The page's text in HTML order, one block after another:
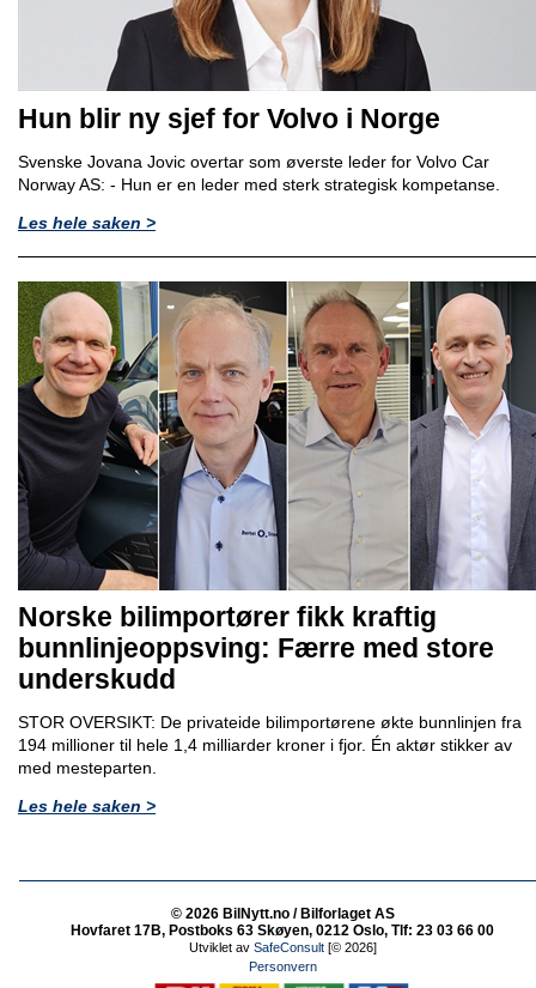
Hun blir ny sjef for Volvo i Norge
Svenske Jovana Jovic overtar som øverste leder for Volvo Car
Norway AS: - Hun er en leder med sterk strategisk kompetanse.
Les hele saken >
Norske bilimportører fikk kraftig
bunnlinjeoppsving: Færre med store
underskudd
STOR OVERSIKT: De privateide bilimportørene økte bunnlinjen fra
194 millioner til hele 1,4 milliarder kroner i fjor. Én aktør stikker av
med mesteparten.
Les hele saken >
© 2026 BilNytt.no / Bilforlaget AS
Hovfaret 17B, Postboks 63 Skøyen, 0212 Oslo, Tlf: 23 03 66 00
Utviklet av SafeConsult[© 2026]
Personvern